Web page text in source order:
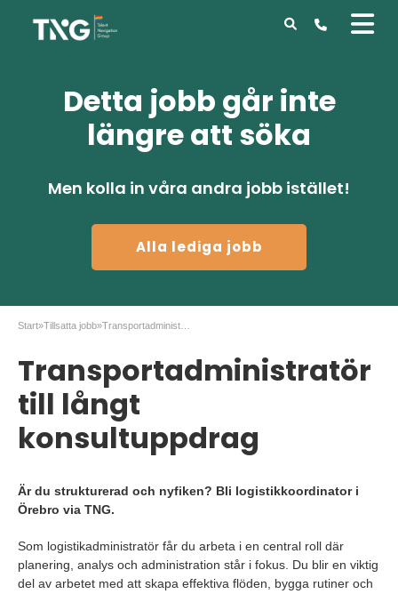
Detta jobb går inte
längre att söka
Men kolla in våra andra jobb istället!
Alla lediga jobb
Start»Tillsatta jobb»
Transportadministratör
till långt
konsultuppdrag
Är du strukturerad och nyfiken? Bli logistikkoordinator i
Örebro via TNG.
Som logistikadministratör får du arbeta i en central roll där
planering, analys och administration står i fokus. Du blir en viktig
del av arbetet med att skapa effektiva flöden, bygga rutiner och